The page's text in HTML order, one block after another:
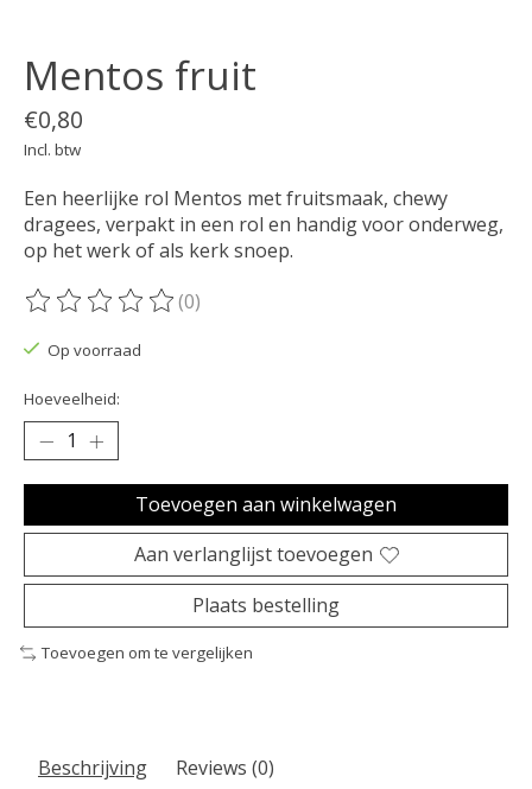
Mentos fruit
€0,80
Incl. btw
Een heerlijke rol Mentos met fruitsmaak, chewy
dragees, verpakt in een rol en handig voor onderweg,
op het werk of als kerk snoep.
De beoordeling van dit product is
(0)
Op voorraad
Hoeveelheid:
Toevoegen aan winkelwagen
Aan verlanglijst toevoegen
Plaats bestelling
Toevoegen om te vergelijken
Beschrijving Reviews (0)